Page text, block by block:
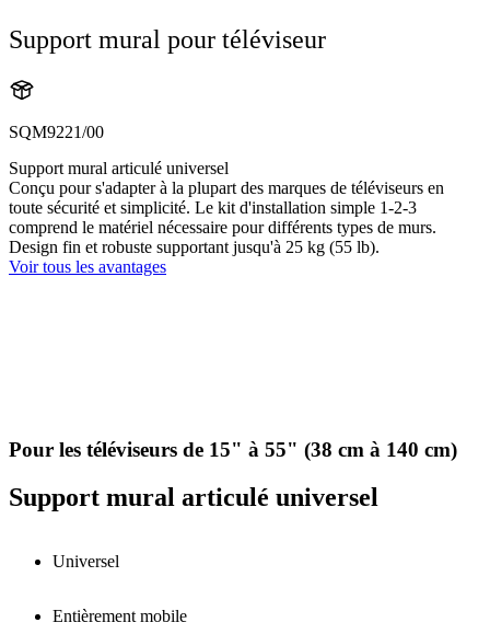
Support mural pour téléviseur
SQM9221/00
Support mural articulé universel
Conçu pour s'adapter à la plupart des marques de téléviseurs en
toute sécurité et simplicité. Le kit d'installation simple 1-2-3
comprend le matériel nécessaire pour différents types de murs.
Design fin et robuste supportant jusqu'à 25 kg (55 lb).
Voir tous les avantages
Pour les téléviseurs de 15" à 55" (38 cm à 140 cm)
Support mural articulé universel
Universel
Entièrement mobile